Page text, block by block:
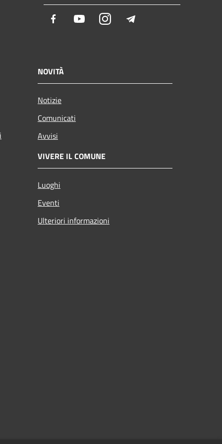
Facebook YoutubeInstagram
NOVITÀ
Notizie
Comunicati
Avvisi
VIVERE IL COMUNE
Luoghi
Eventi
Ulteriori informazioni